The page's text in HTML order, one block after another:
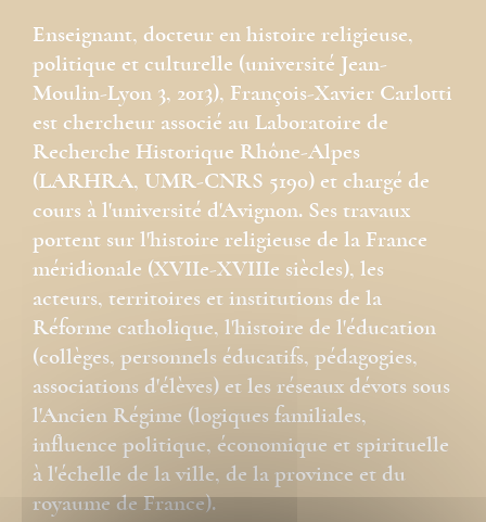
Enseignant, docteur en histoire religieuse,
politique et culturelle (université Jean-
Moulin-Lyon 3, 2013), François-Xavier Carlotti
est chercheur associé au Laboratoire de
Recherche Historique Rhône-Alpes
(LARHRA, UMR-CNRS 5190) et chargé de
cours à l'université d'Avignon. Ses travaux
portent sur l'histoire religieuse de la France
méridionale (XVIIe-XVIIIe siècles), les
acteurs, territoires et institutions de la
Réforme catholique, l'histoire de l'éducation
(collèges, personnels éducatifs, pédagogies,
associations d'élèves) et les réseaux dévots sous
l'Ancien Régime (logiques familiales,
influence politique, économique et spirituelle
à l'échelle de la ville, de la province et du
royaume de France).